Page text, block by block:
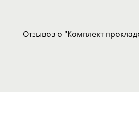
Отзывов о "Комплект